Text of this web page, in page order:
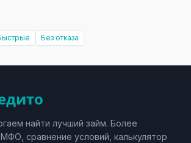
Без отказа
найти лучший займ. Более
сравнение условий, калькулятор